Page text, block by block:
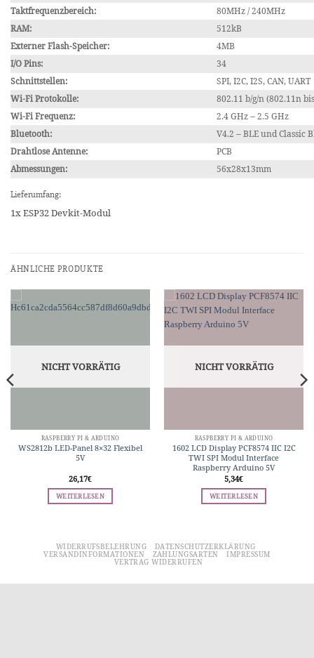
Taktfrequenzbereich:
80MHz / 240MHz
RAM:
512kB
Externer Flash-Speicher:
4MB
I/O Pins:
34
Schnittstellen:
SPI, I2C, I2S, CAN, UART
Wi-Fi Protokolle:
802.11 b/g/n (802.11n
Wi-Fi Frequenz:
2.4 GHz – 2.5 GHz
Bluetooth:
V4.2 – BLE und Classic
Drahtlose Antenne:
PCB
Abmessungen:
56x28x13mm
Lieferumfang:
1x ESP32 Devkit-Modul
ÄHNLICHE PRODUKTE
NICHT VORRÄTIG
RASPBERRY PI & ARDUINO
WS2812b LED-Panel 8×32 Flexibel
5V
26,17€
WEITERLESEN
NICHT VORRÄTIG
RASPBERRY PI & ARDUINO
1602 LCD Display PCF8574 IIC I2C
TWI SPI Modul Interface
Raspberry Arduino 5V
5,34€
WEITERLESEN
WIDERRUFSBELEHRUNG
DATENSCHUTZERKLÄRUNG
VERSANDINFORMATIONEN
ZAHLUNGSARTEN
IMPRESSUM
VERTRAG WIDERRUFEN